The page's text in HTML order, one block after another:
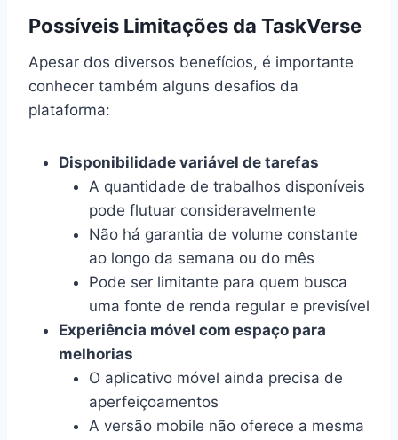
Possíveis Limitações da TaskVerse
Apesar dos diversos benefícios, é importante
conhecer também alguns desafios da
plataforma:
Disponibilidade variável de tarefas
A quantidade de trabalhos disponíveis
pode flutuar consideravelmente
Não há garantia de volume constante
ao longo da semana ou do mês
Pode ser limitante para quem busca
uma fonte de renda regular e previsível
Experiência móvel com espaço para
melhorias
O aplicativo móvel ainda precisa de
aperfeiçoamentos
A versão mobile não oferece a mesma